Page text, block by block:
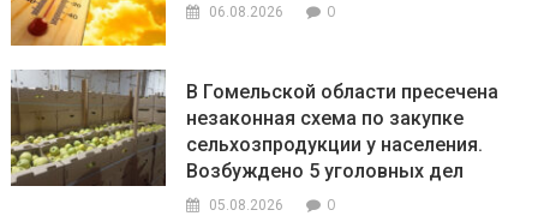
06.08.2026 0
В Гомельской области пресечена
незаконная схема по закупке
сельхозпродукции у населения.
Возбуждено 5 уголовных дел
05.08.2026 0